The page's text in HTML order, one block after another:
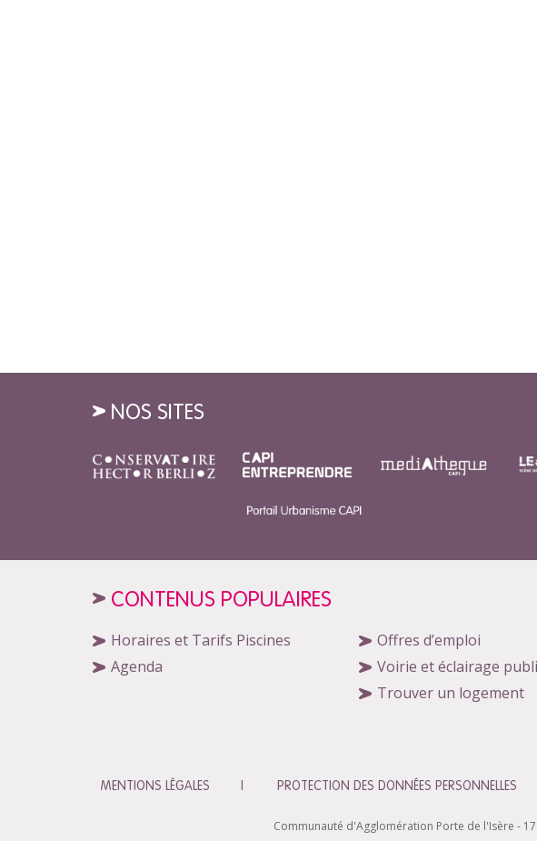
NOS SITES
CONTENUS POPULAIRES
Horaires et Tarifs Piscines
Agenda
Offres d’emploi
Voirie et éclairage
Trouver un logement
MENTIONS LÉGALES PROTECTION DES DONNÉES PERSONNELLES
Communauté d'Agglomération Porte de l'Isère -